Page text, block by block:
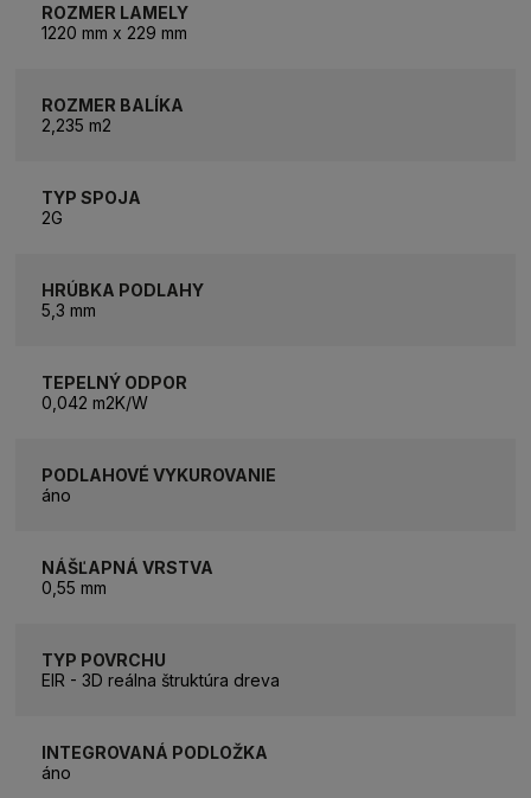
ROZMER LAMELY
1220 mm x 229 mm
ROZMER BALÍKA
2,235 m2
TYP SPOJA
2G
HRÚBKA PODLAHY
5,3 mm
TEPELNÝ ODPOR
0,042 m2K/W
PODLAHOVÉ VYKUROVANIE
áno
NÁŠĽAPNÁ VRSTVA
0,55 mm
TYP POVRCHU
EIR - 3D reálna štruktúra dreva
INTEGROVANÁ PODLOŽKA
áno